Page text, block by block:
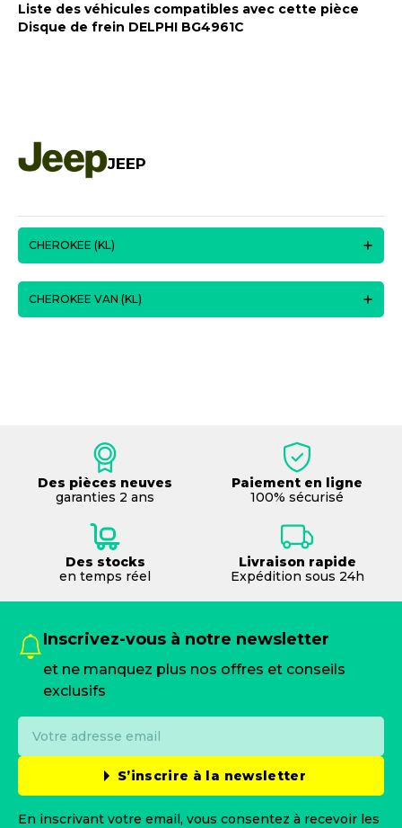
Liste des véhicules compatibles avec cette pièce
Disque de frein DELPHI BG4961C
JEEP
CHEROKEE (KL)
CHEROKEE VAN (KL)
Des pièces neuves
garanties 2 ans
Paiement en ligne
100% sécurisé
Des stocks
en temps réel
Livraison rapide
Expédition sous 24h
Inscrivez-vous à notre newsletter
et ne manquez plus nos offres et conseils
exclusifs
S’inscrire à la newsletter
En inscrivant votre email, vous consentez à recevoir les